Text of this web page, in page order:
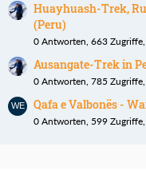
Huayhuash-Trek,
(Peru)
0 Antworten, 663
Ausangate-Trek in
0 Antworten, 785
Qafa e Valbonës -
0 Antworten, 599